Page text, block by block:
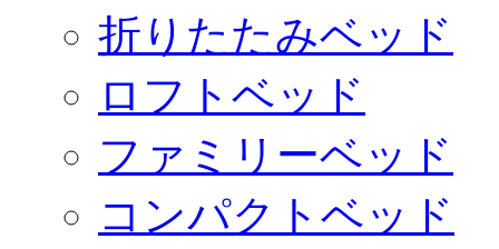
折りたたみベッド
ロフトベッド
ファミリーベッド
コンパクトベッド